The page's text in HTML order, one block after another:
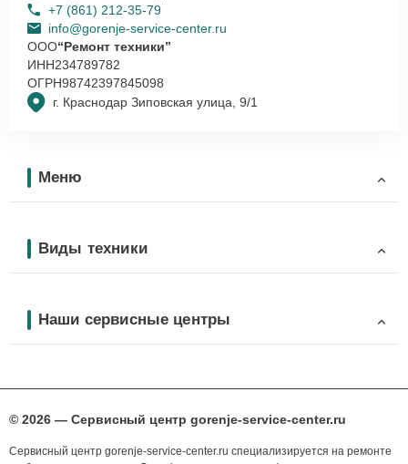
г. Краснодар Зиповская улица, 9/1
+7 (861) 212-35-79
info@gorenje-service-center.ru
ООО“Ремонт техники”
ИНН234789782
ОГРН98742397845098
Меню
Виды техники
Наши сервисные центры
© 2026 — Сервисный центр gorenje-service-center.ru
Сервисный центр gorenje-service-center.ru специализируется на ремонте